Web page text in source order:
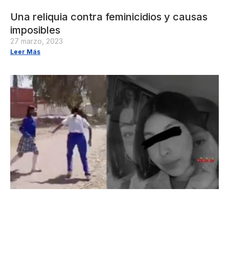
Una reliquia contra feminicidios y causas
imposibles
27 marzo, 2023
Leer Más